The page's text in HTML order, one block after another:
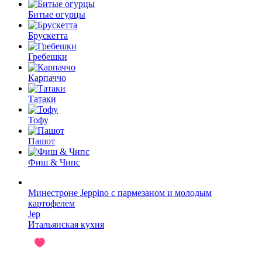
Битые огурцы
Брускетта
Гребешки
Карпаччо
Татаки
Тофу
Пашот
Фиш & Чипс
Минестроне Jeppino c пармезаном и молодым
картофелем
Jep
Итальянская кухня